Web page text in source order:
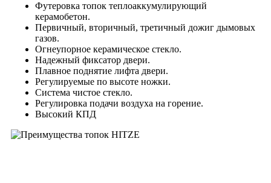
Футеровка топок теплоаккумулирующий
керамобетон.
Первичный, вторичный, третичный дожиг дымовых
газов.
Огнеупорное керамическое стекло.
Надежный фиксатор двери.
Плавное поднятие лифта двери.
Регулируемые по высоте ножки.
Система чистое стекло.
Регулировка подачи воздуха на горение.
Высокий КПД